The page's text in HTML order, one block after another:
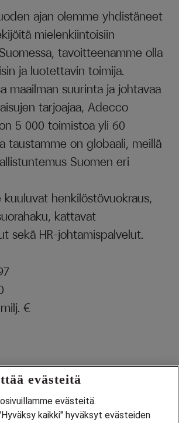
ajan olemme yhdistäneet
mielenkiintoisiin
tavoitteenamme olla
ja luotettavin toimija.
maailman suurinta ja johtavaa
tarjoajaa, Adecco
5 000 toimistoa yli 60
taustamme on globaali, meillä
Suomen eri
kuuluvat henkilöstövuokraus,
kattavat
sekä HR-johtamispalvelut.
€
evästeitä
evästeitä.
kaikki" hyväksyt evästeiden